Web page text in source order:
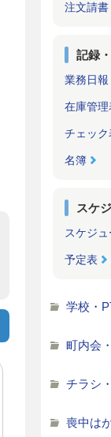
注文請書
記録
業務日報
在庫管理
チェック
名簿
スケ
スケジ
予定表
学校・
町内会
チラシ
喪中は